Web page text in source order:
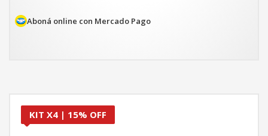
$1.232.648.$1.047.751.
Aboná online con Mercado Pago
KIT X4 | 15% OFF